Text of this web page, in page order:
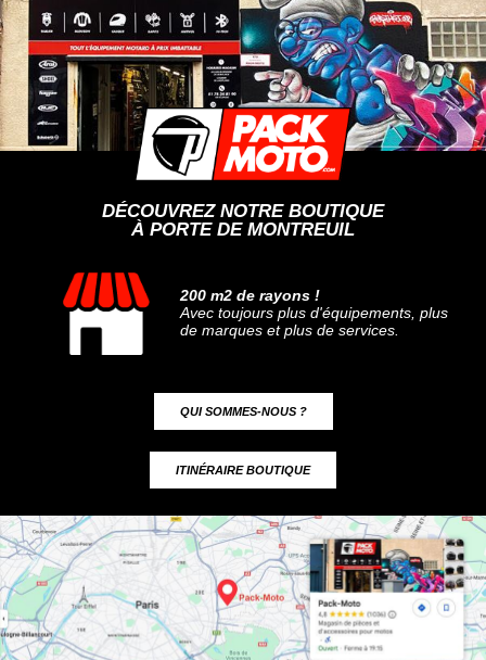
DÉCOUVREZ NOTRE BOUTIQUE
À PORTE DE MONTREUIL
200 m2 de rayons !
Avec toujours plus d'équipements, plus
de marques et plus de services.
QUI SOMMES-NOUS ?
ITINÉRAIRE BOUTIQUE